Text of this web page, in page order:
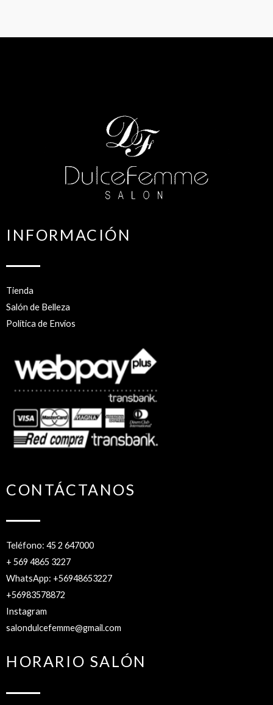
INFORMACIÓN
Tienda
Salón de Belleza
Política de Envíos
CONTÁCTANOS
Teléfono: 45 2 647000
+ 569 4865 3227
WhatsApp: +56948653227
+56983578872
Instagram
salondulcefemme@gmail.com
HORARIO SALÓN